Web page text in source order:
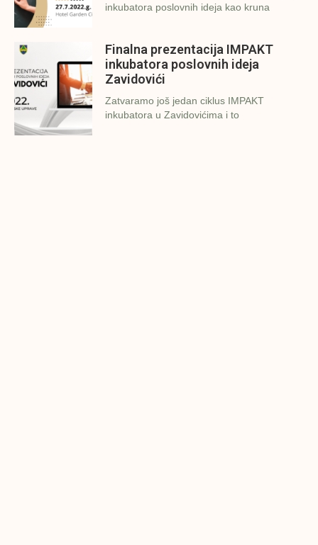
inkubatora poslovnih ideja kao kruna
Finalna prezentacija IMPAKT
inkubatora poslovnih ideja
Zavidovići
Zatvaramo još jedan ciklus IMPAKT
inkubatora u Zavidovićima i to